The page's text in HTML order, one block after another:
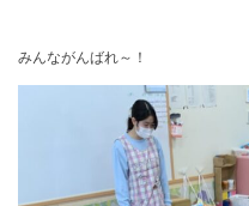
みんながんばれ～！